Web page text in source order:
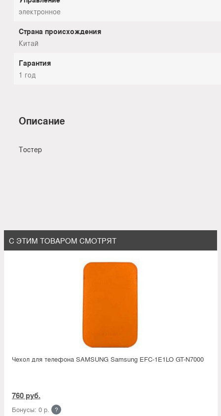
электронное
Страна происхождения
Китай
Гарантия
1 год
Описание
Тостер
С ЭТИМ ТОВАРОМ СМОТРЯТ
Чехол для телефона SAMSUNG Samsung EFC-1E1LO GT-N7000
760 руб.
Бонусы: 0 р. ?